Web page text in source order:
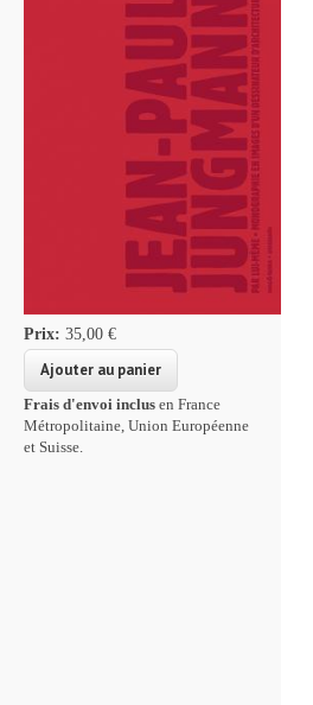
Prix:35,00 €
Frais d'envoi inclus en France
Métropolitaine, Union Européenne
et Suisse.